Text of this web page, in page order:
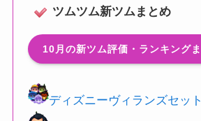
ツムツム新ツムまとめ
10月の新ツム評価・ランキング
ディズニーヴィランズセット